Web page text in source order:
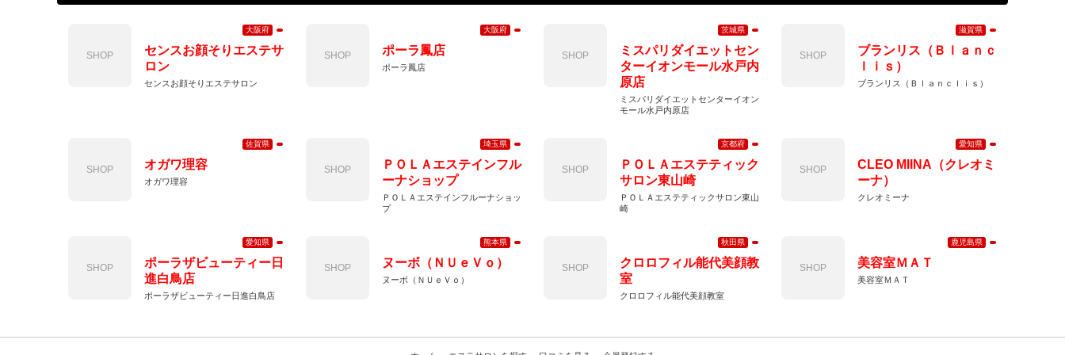
SHOP
大阪府
センスお顔そりエステサ
ロン
センスお顔そりエステサロン
SHOP
大阪府
ポーラ鳳店
ポーラ鳳店
SHOP
茨城県
ミスパリダイエットセン
ターイオンモール水戸内
原店
ミスパリダイエットセンターイオン
モール水戸内原店
SHOP
滋賀県
ブランリス（Ｂｌａｎｃ
ｌｉｓ）
ブランリス（Ｂｌａｎｃｌｉｓ）
SHOP
佐賀県
オガワ理容
オガワ理容
SHOP
埼玉県
ＰＯＬＡエステインフル
ーナショップ
ＰＯＬＡエステインフルーナショッ
プ
SHOP
京都府
ＰＯＬＡエステティック
サロン東山崎
ＰＯＬＡエステティックサロン東山
崎
SHOP
愛知県
CLEO MIINA（クレオミ
ーナ）
クレオミーナ
SHOP
愛知県
ポーラザビューティー日
進白鳥店
ポーラザビューティー日進白鳥店
SHOP
熊本県
ヌーボ（ＮＵｅＶｏ）
ヌーボ（ＮＵｅＶｏ）
SHOP
秋田県
クロロフィル能代美顔教
室
クロロフィル能代美顔教室
SHOP
鹿児島県
美容室ＭＡＴ
美容室ＭＡＴ